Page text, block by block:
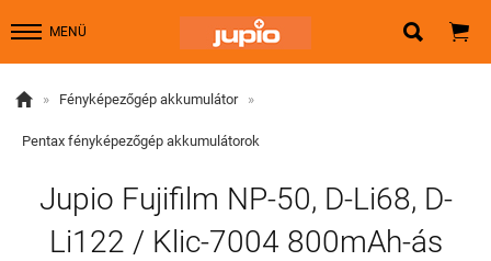
MENÜ  
 » Fényképezőgép akkumulátor »
Pentax fényképezőgép akkumulátorok
Jupio Fujifilm NP-50, D-Li68, D-
Li122 / Klic-7004 800mAh-ás